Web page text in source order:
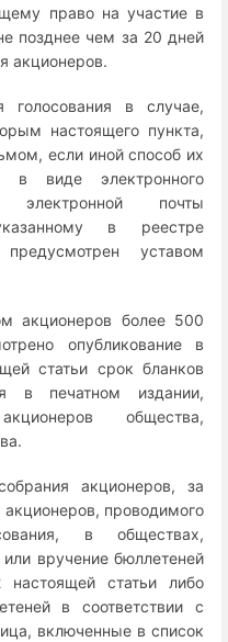
право на участие в
позднее чем за 20 дней
акционеров.
голосования в случае,
настоящего пункта,
если иной способ их
в виде электронного
почты
в реестре
уставом
акционеров более 500
опубликование в
статьи срок бланков
в печатном издании,
общества,
акционеров, за
проводимого
в обществах,
вручение бюллетеней
статьи либо
в соответствии с
включенные в список